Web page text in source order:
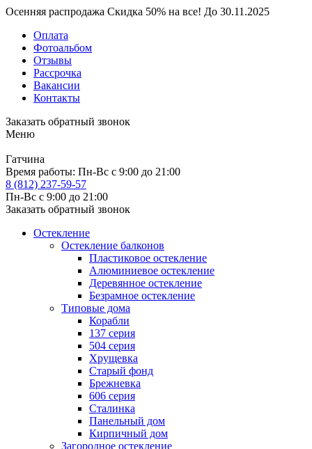
Осенняя распродажа Скидка 50% на все! До 30.11.2025
Оплата
Фотоальбом
Отзывы
Рассрочка
Вакансии
Контакты
Заказать обратный звонок
Меню
Гатчина
Время работы: Пн-Вс с 9:00 до 21:00
8 (812) 237-59-57
Пн-Вс с 9:00 до 21:00
Заказать обратный звонок
Остекление
Остекление балконов
Пластиковое остекление
Алюминиевое остекление
Деревянное остекление
Безрамное остекление
Типовые дома
Корабли
137 серия
504 серия
Хрущевка
Старый фонд
Брежневка
606 серия
Сталинка
Панельный дом
Кирпичный дом
Загородное остекление